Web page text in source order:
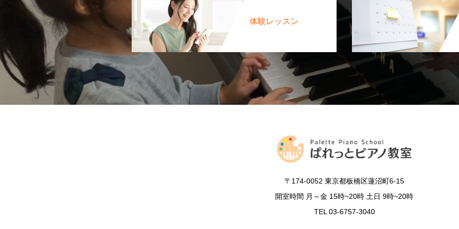
体験レッスン
〒174-0052 東京都板橋区蓮沼町6-15
開室時間 月～金 15時~20時 土日 9時~20時
TEL 03-6757-3040